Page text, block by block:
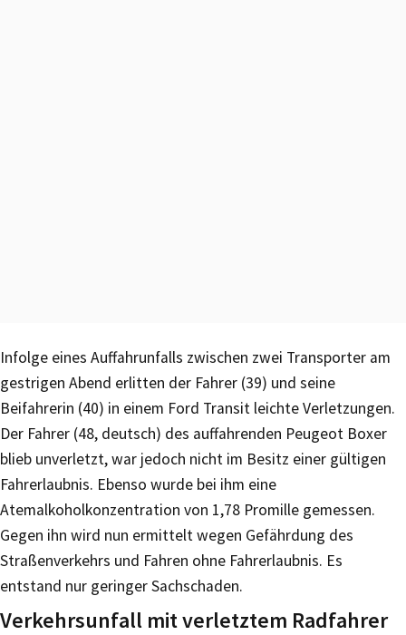
Infolge eines Auffahrunfalls zwischen zwei Transporter am
gestrigen Abend erlitten der Fahrer (39) und seine
Beifahrerin (40) in einem Ford Transit leichte Verletzungen.
Der Fahrer (48, deutsch) des auffahrenden Peugeot Boxer
blieb unverletzt, war jedoch nicht im Besitz einer gültigen
Fahrerlaubnis. Ebenso wurde bei ihm eine
Atemalkoholkonzentration von 1,78 Promille gemessen.
Gegen ihn wird nun ermittelt wegen Gefährdung des
Straßenverkehrs und Fahren ohne Fahrerlaubnis. Es
entstand nur geringer Sachschaden.
Verkehrsunfall mit verletztem Radfahrer